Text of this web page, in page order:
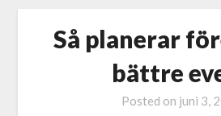
Så planerar
bättre
Posted on juni 3,